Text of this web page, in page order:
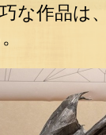
な作品は